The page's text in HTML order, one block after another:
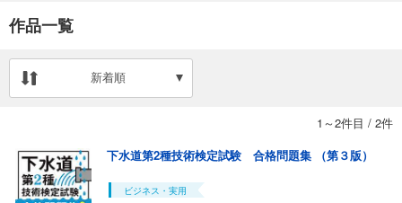
作品一覧
新着順
1～2件目 / 2件
下水道第2種技術検定試験 合格問題集 （第３版）
ビジネス・実用